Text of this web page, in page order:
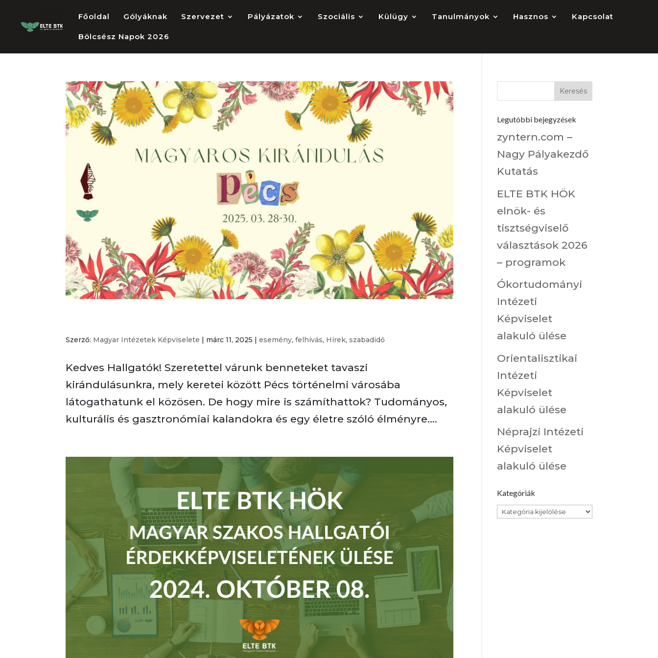
Főoldal Gólyáknak Szervezet Pályázatok Szociális Külügy Tanulmányok Hasznos Kapcsolat
Bölcsész Napok 2026
Szerző: Magyar Intézetek Képviselete | márc 11, 2025 |esemény,felhívás, Hírek,szabadidő
Kedves Hallgatók! Szeretettel várunk benneteket tavaszi
kirándulásunkra, mely keretei között Pécs történelmi városába
látogathatunk el közösen. De hogy mire is számíthattok? Tudományos,
kulturális és gasztronómiai kalandokra és egy életre szóló élményre....
Legutóbbi bejegyzések
zyntern.com –
Nagy Pályakezdő
Kutatás
ELTE BTK HÖK
elnök- és
tisztségviselő
választások 2026
– programok
Ókortudományi
Intézeti
Képviselet
alakuló ülése
Orientalisztikai
Intézeti
Képviselet
alakuló ülése
Néprajzi Intézeti
Képviselet
alakuló ülése
Kategóriák
Kategóriák